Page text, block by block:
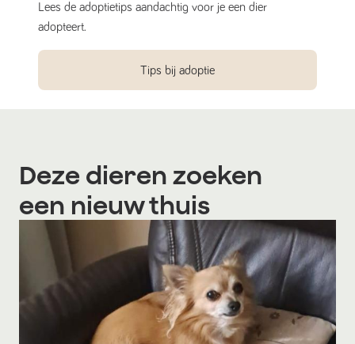
Lees de adoptietips aandachtig voor je een dier
adopteert.
Tips bij adoptie
Deze dieren zoeken
een nieuw thuis